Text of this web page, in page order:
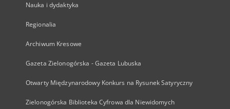
Nauka i dydaktyka
Regionalia
Archiwum Kresowe
Gazeta Zielonogórska - Gazeta Lubuska
Otwarty Międzynarodowy Konkurs na Rysunek Satyryczny
Zielonogórska Biblioteka Cyfrowa dla Niewidomych